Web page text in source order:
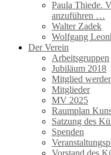
Paula Thiede.
anzuführen …
Walter Zadek
Wolfgang
Der Verein
Arbeitsgruppen
Jubiläum 2018
Mitglied
Mitglieder
MV 2025
Raumplan
Satzung des
Spenden
Vorstand des